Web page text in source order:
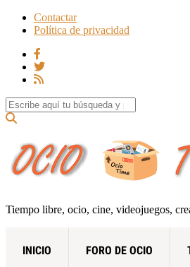
Contactar
Política de privacidad
Search for:
Tiempo libre, ocio, cine, videojuegos,
INICIO FORO DE OCIO